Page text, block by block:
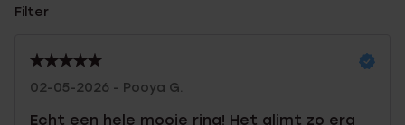
Filter
02-05-2026 - Pooya G.
Echt een hele mooie ring! Het glimt zo erg